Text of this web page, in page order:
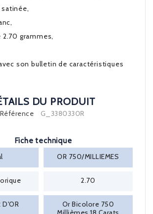
grammes,
son bulletin de caractéristiques
DU PRODUIT
Référence G_3380330R
Fiche technique
OR 750/MILLIEMES
2.70
D'OR
Or Bicolore 750